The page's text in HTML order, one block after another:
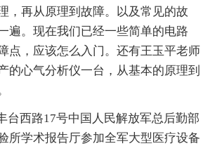
，再从原理到故障。以及常见的故
遍。现在我们已经一些简单的电路
点，应该怎么入门。还有王玉平老师
的心气分析仪一台，从基本的原理到
台西路17号中国人民解放军总后勤部
所学术报告厅参加全军大型医疗设备